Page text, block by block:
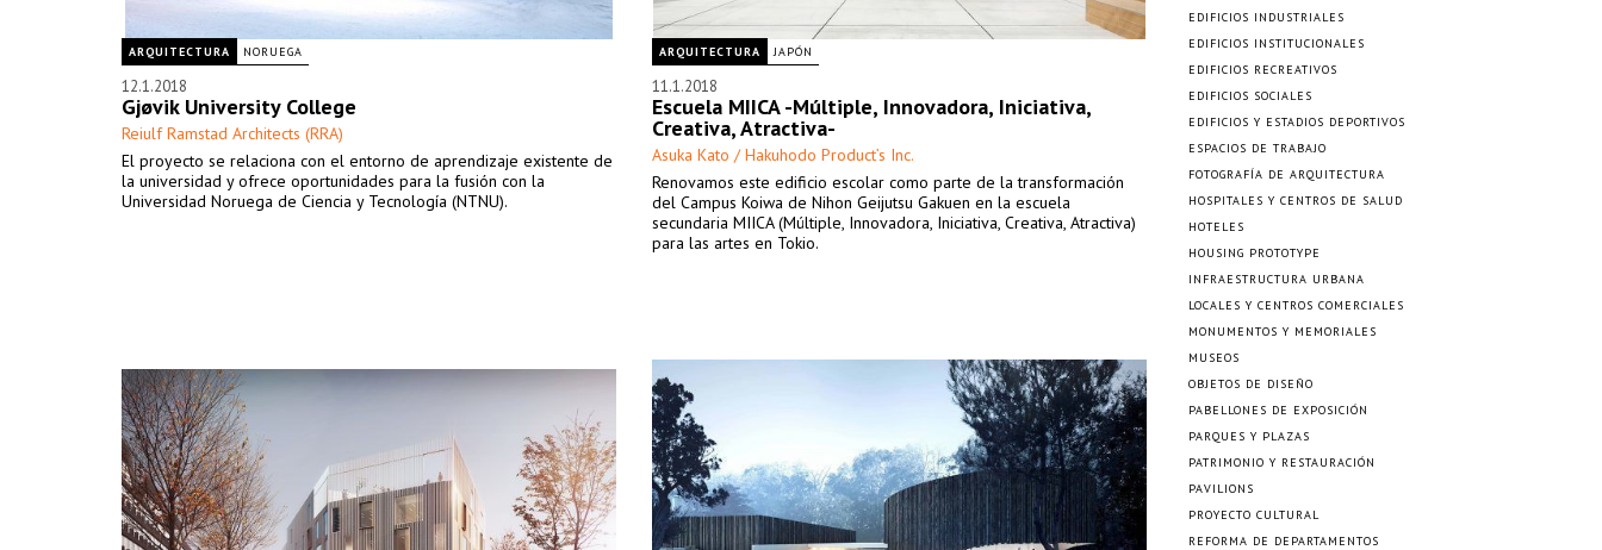
ARQUITECTURA NORUEGA
12.1.2018
Gjøvik University College
Reiulf Ramstad Architects (RRA)
El proyecto se relaciona con el entorno de aprendizaje existente de
la universidad y ofrece oportunidades para la fusión con la
Universidad Noruega de Ciencia y Tecnología (NTNU).
ARQUITECTURA JAPÓN
11.1.2018
Escuela MIICA -Múltiple, Innovadora, Iniciativa,
Creativa, Atractiva-
Asuka Kato / Hakuhodo Product’s Inc.
Renovamos este edificio escolar como parte de la transformación
del Campus Koiwa de Nihon Geijutsu Gakuen en la escuela
secundaria MIICA (Múltiple, Innovadora, Iniciativa, Creativa, Atractiva)
para las artes en Tokio.
EDIFICIOS INDUSTRIALES
EDIFICIOS INSTITUCIONALES
EDIFICIOS RECREATIVOS
EDIFICIOS SOCIALES
EDIFICIOS Y ESTADIOS DEPORTIVOS
ESPACIOS DE TRABAJO
FOTOGRAFÍA DE ARQUITECTURA
HOSPITALES Y CENTROS DE SALUD
HOTELES
HOUSING PROTOTYPE
INFRAESTRUCTURA URBANA
LOCALES Y CENTROS COMERCIALES
MONUMENTOS Y MEMORIALES
MUSEOS
OBJETOS DE DISEÑO
PABELLONES DE EXPOSICIÓN
PARQUES Y PLAZAS
PATRIMONIO Y RESTAURACIÓN
PAVILIONS
PROYECTO CULTURAL
REFORMA DE DEPARTAMENTOS